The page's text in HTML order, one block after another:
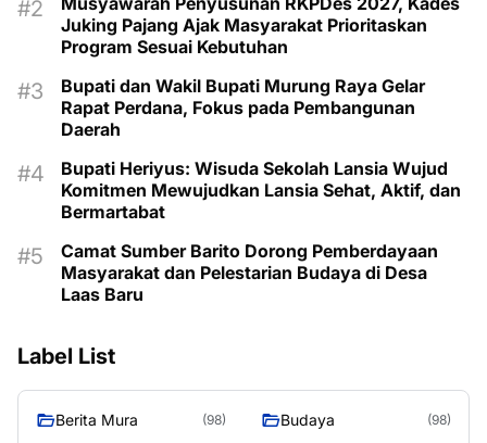
Juking Pajang Ajak Masyarakat Prioritaskan
Program Sesuai Kebutuhan
Bupati dan Wakil Bupati Murung Raya Gelar
Rapat Perdana, Fokus pada Pembangunan
Daerah
Bupati Heriyus: Wisuda Sekolah Lansia Wujud
Komitmen Mewujudkan Lansia Sehat, Aktif, dan
Bermartabat
Camat Sumber Barito Dorong Pemberdayaan
Masyarakat dan Pelestarian Budaya di Desa
Laas Baru
Label List
Berita Mura (98) Budaya (98)